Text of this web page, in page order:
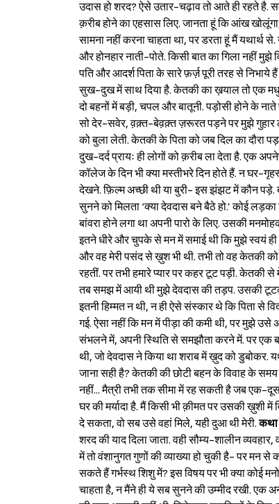
उदास हो शरद? ऐसे उतार-चढ़ाव तो आते ही रहते है.
क़रीब होने का एहसास लिए. जानता हूं कि आंख
सामना नहीं करना चाहता था, पर डरता हूं मैं
और होनहार नाती-पोते. किसी बात का गिला नहीं मुझे
पति और आदर्श पिता के सारे फ़र्ज़ पूरी तरह से
सुख-दुख में साथ दिया है. केतकी का ख़याल तो एक
दो बहनों में बड़ी, चपल और बातूनी. पड़ोसी होने के
सो देर-सवेर, व़क़्त-बेव़क़्त ज़रूरत पड़ने पर मुझे गुहार
को बुला लेती. केतकी के पिता को जब दिल का दौरा
दुख-दर्द प्रायः ही लोगों को क़रीब ला देता है. एक
कॉलेज के दिन भी क्या मस्तीभरे दिन होते हैं. न घर-
देखने. फ़िल्म अच्छी थी या बुरी- इस झंझट में कौन पड़े.
सुनने को मिलता ‘क्या देवदास बने बैठे हो.’ कोई
बांवरा होने लगा था अपनी पारो के लिए. उसकी
इतने धीरे और चुपके से मन में समाई थी कि मुझे स्वयं ही
और वह मेरी पसंद से ख़ुश भी थी. तभी तो वह केतकी
रहतीं. पर तभी हमारे प्यार पर कहर टूट पड़ी. केतकी
तब समझ में आयी थी मुझे देवदास की तड़प. उसकी
इतनी हिम्मत न थी, न ही ऐसे संस्कार थे कि पिता से
गई. ऐसा नहीं कि मन में पीड़ा की कमी थी, पर मुझे
संभलने में, अपनी स्थिति से समझौता करने में. पर एक
थी, जो देवदास ने किया था शराब में ख़ुद को डुबोकर.
जाना सही है? केतकी की छोटी बहन के विवाह के समय
नहीं... मैत्री तभी तक सीमा में रह सकती है जब एक-
घर की मर्यादा है. मैं किसी भी क़ीमत पर उसकी ख़ुशी
दे सकता, वो सब उसे वहां मिले, यही दुआ थी मेरी.
शरद की याद दिला जाता. वही सौम्य-शालीन
में तो वंशानुगत गुणों की व्याख्या हो चुकी है- पर मन
सकते हैं गर्भस्थ शिशु में? इस विषय पर भी क्या कोई
चाहता है, न मैंने ही ये सब सुनने की उम्मीद रखी.